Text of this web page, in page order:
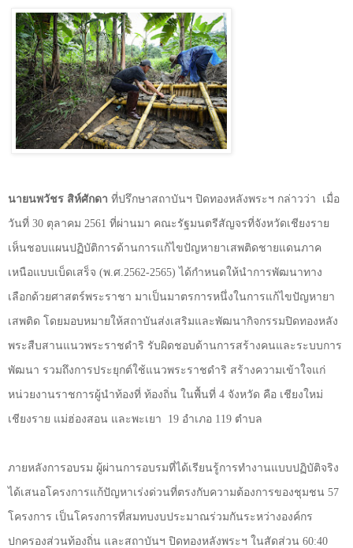
นายนพวัชร สิห์ศักดา ที่ปรึกษาสถาบันฯ ปิดทองหลังพระฯ กล่าวว่า เมื่อ
วันที่ 30 ตุลาคม 2561 ที่ผ่านมา คณะรัฐมนตรีสัญจรที่จังหวัดเชียงราย
เห็นชอบแผนปฏิบัติการด้านการแก้ไขปัญหายาเสพติดชายแดนภาค
เหนือแบบเบ็ดเสร็จ (พ.ศ. 2562-2565) ได้กำหนดให้นำการพัฒนาทาง
เลือกด้วยศาสตร์พระราชา มาเป็นมาตรการหนึ่งในการแก้ไขปัญหายา
เสพติด โดยมอบหมายให้สถาบันส่งเสริมและพัฒนากิจกรรมปิดทองหลัง
พระสืบสานแนวพระราชดำริ รับผิดชอบด้านการสร้างคนและระบบการ
พัฒนา รวมถึงการประยุกต์ใช้แนวพระราชดำริ สร้างความเข้าใจแก่
หน่วยงานราชการผู้นำท้องที่ ท้องถิ่น ในพื้นที่ 4 จังหวัด คือ เชียงใหม่
เชียงราย แม่ฮ่องสอน และพะเยา 19 อำเภอ 119 ตำบล
ภายหลังการอบรม ผู้ผ่านการอบรมที่ได้เรียนรู้การทำงานแบบปฏิบัติจริง
ได้เสนอโครงการแก้ปัญหาเร่งด่วนที่ตรงกับความต้องการของชุมชน 57
โครงการ เป็นโครงการที่สมทบงบประมาณร่วมกันระหว่างองค์กร
ปกครองส่วนท้องถิ่น และสถาบันฯ ปิดทองหลังพระฯ ในสัดส่วน 60:40